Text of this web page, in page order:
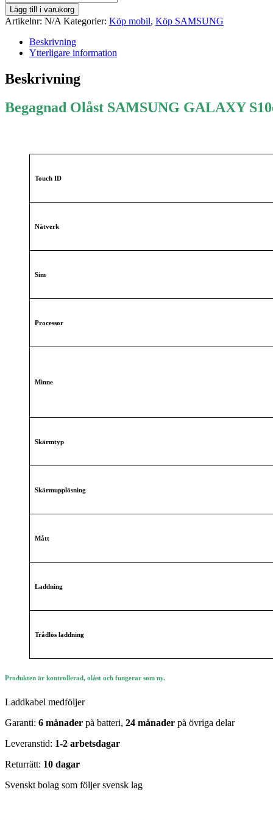
Galaxy
S10e
mängd
Lägg till i varukorg
Artikelnr: N/A Kategorier: Köp mobil, Köp SAMSUNG
Beskrivning
Ytterligare information
Beskrivning
Begagnad Olåst SAMSUNG GALAXY
Touch ID
Nätverk
Sim
Processor
Minne
Skärmtyp
Skärmupplösning
Mått
Laddning
Trådlös laddning
Produkten är kontrollerad, olåst och fungerar som ny.
Laddkabel medföljer
Garanti: 6 månader på batteri, 24 månader på övriga delar
Leveranstid: 1-2 arbetsdagar
Returrätt: 10 dagar
Svenskt bolag som följer svensk lag